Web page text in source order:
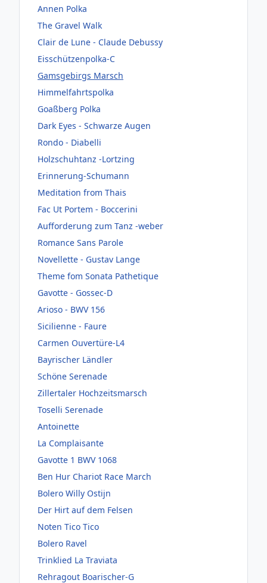
Annen Polka
The Gravel Walk
Clair de Lune - Claude Debussy
Eisschützenpolka-C
Gamsgebirgs Marsch
Himmelfahrtspolka
Goaßberg Polka
Dark Eyes - Schwarze Augen
Rondo - Diabelli
Holzschuhtanz -Lortzing
Erinnerung-Schumann
Meditation from Thais
Fac Ut Portem - Boccerini
Aufforderung zum Tanz -weber
Romance Sans Parole
Novellette - Gustav Lange
Theme fom Sonata Pathetique
Gavotte - Gossec-D
Arioso - BWV 156
Sicilienne - Faure
Carmen Ouvertüre-L4
Bayrischer Ländler
Schöne Serenade
Zillertaler Hochzeitsmarsch
Toselli Serenade
Antoinette
La Complaisante
Gavotte 1 BWV 1068
Ben Hur Chariot Race March
Bolero Willy Ostijn
Der Hirt auf dem Felsen
Noten Tico Tico
Bolero Ravel
Trinklied La Traviata
Rehragout Boarischer-G